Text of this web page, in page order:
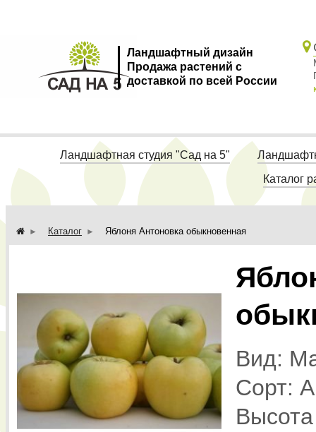
Ландшафтный дизайн
Продажа растений с
доставкой по всей России
Ландшафтная студия "Сад на 5"
Каталог
Каталог Яблоня Антоновка обыкновенная
Вид:
Сорт: